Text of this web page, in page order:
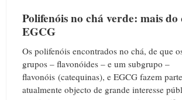
Polifenóis no chá verde: mais do
EGCG
Os polifenóis encontrados no chá, de que
grupos – flavonóides – e um subgrupo –
flavonóis (catequinas), e EGCG fazem
atualmente objecto de grande interesse